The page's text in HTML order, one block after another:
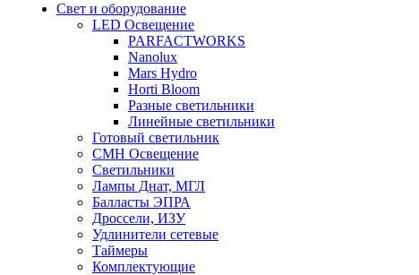
Свет и оборудование
LED Освещение
PARFACTWORKS
Nanolux
Mars Hydro
Horti Bloom
Разные светильники
Линейные светильники
Готовый светильник
CMH Освещение
Светильники
Лампы Днат, МГЛ
Балласты ЭПРА
Дроссели, ИЗУ
Удлинители сетевые
Таймеры
Комплектующие